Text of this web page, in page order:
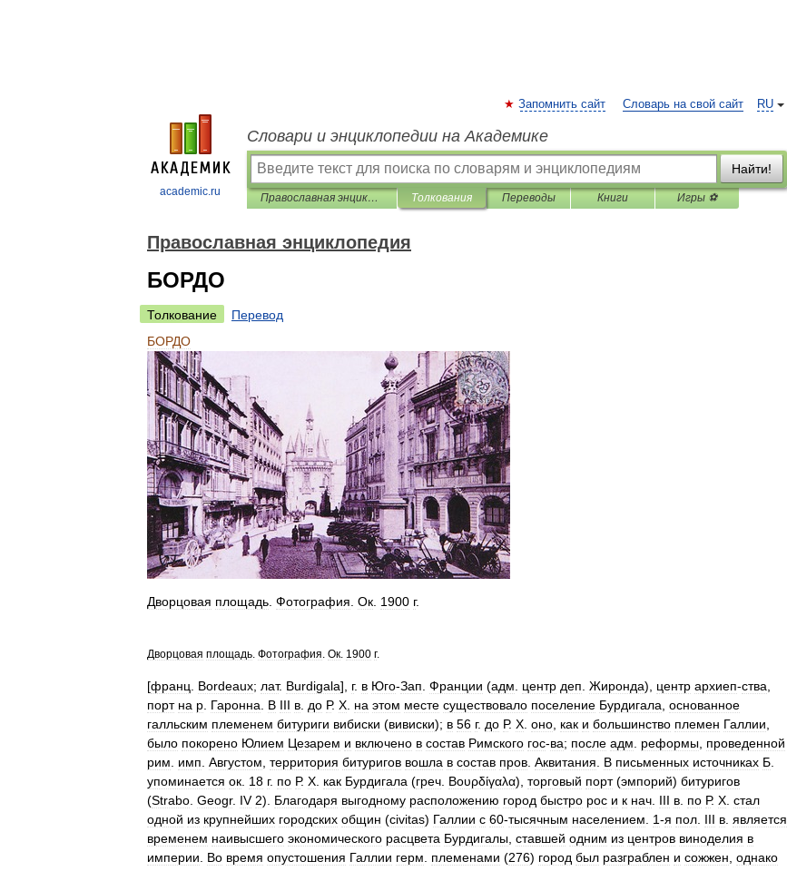
academic.ru
RU
Запомнить сайт Словарь на свой сайт
Словари и энциклопедии на Академике
Найти!
Православная энциклопедия Толкования Переводы Книги Игры ⚽
Православная энциклопедия
БОРДО
Толкование
Перевод
БОРДО
Дворцовая площадь Фотография Ок 1900 г.
Дворцовая площадь Фотография Ок 1900 г.
[франц Bordeaux; лат. Burdigala], г. в Юго-Зап Франции (адм центр деп Жиронда), центр архиеп-ства
порт на р Гаронна В III в до Р. Х на этом месте существовало поселение Бурдигала основанное
галльским племенем битуриги вибиски (вивиски); в 56 г. до Р. Х оно как и большинство племен Галлии
было покорено Юлием Цезарем и включено в состав Римского гос-ва; после адм реформы проведенной
рим
имп Августом территория битуригов вошла в состав пров Аквитания В письменных источниках Б
упоминается ок 18 г. по Р. Х как Бурдигала (греч Βουρδίγαλα), торговый порт(эмпорий) битуригов
(Strabo Geogr. IV 2). Благодаря выгодному расположению город быстро рос и к нач III в по Р. Х стал
одной из крупнейших городских общин (civitas) Галлии с 60-тысячным населением 1-я пол III в является
временем наивысшего экономического расцвета Бурдигалы ставшей одним из центров виноделия в
империи
Во время опустошения Галлии герм племенами (276) город был разграблен и сожжен однако